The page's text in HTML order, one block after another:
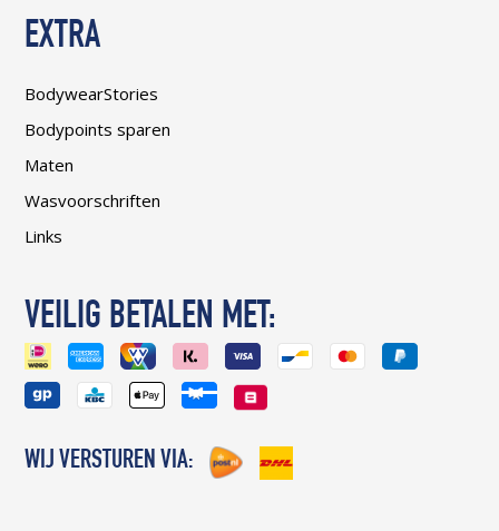
EXTRA
BodywearStories
Bodypoints sparen
Maten
Wasvoorschriften
Links
VEILIG BETALEN MET:
WIJ VERSTUREN VIA: